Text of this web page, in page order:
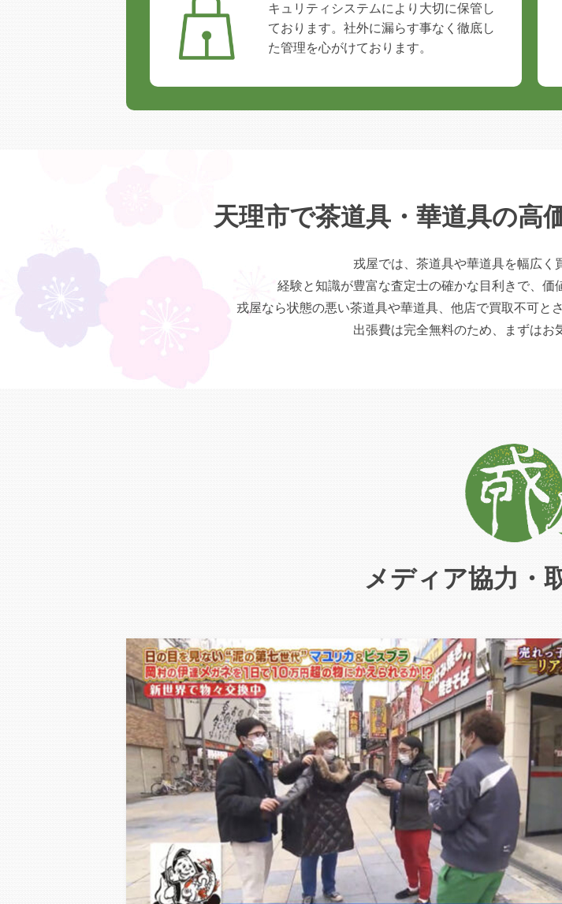
キュリティシステムにより大切に保管し
ております。社外に漏らす事なく徹底し
た管理を心がけております。
天理市で茶道具・華道具の高
戎屋では、茶道具や華道具を幅広く
経験と知識が豊富な査定士の確かな目利きで、価
戎屋なら状態の悪い茶道具や華道具、他店で買取不可とさ
出張費は完全無料のため、まずはお
メディア協力・